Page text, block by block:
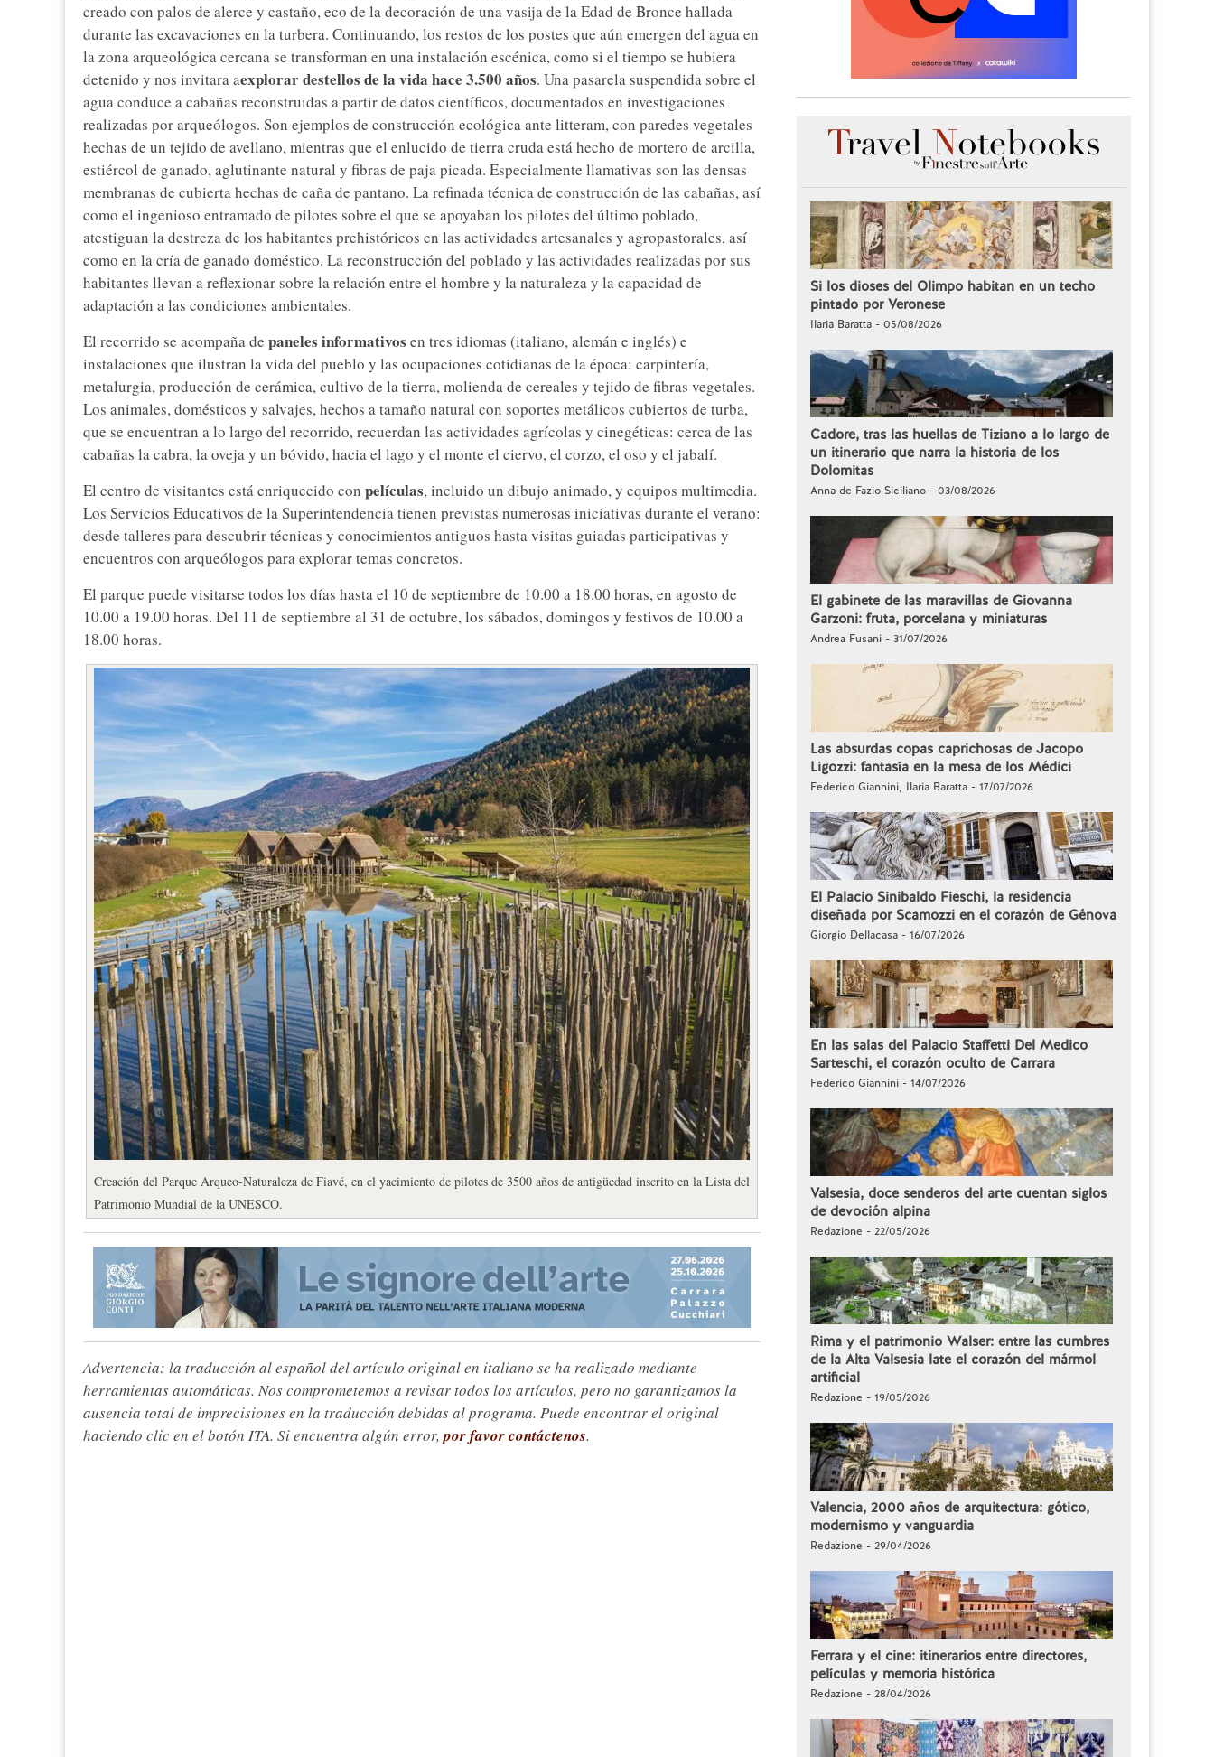
creado con palos de alerce y castaño, eco de la decoración de una vasija de la Edad de Bronce hallada
durante las excavaciones en la turbera. Continuando, los restos de los postes que aún emergen del agua en
la zona arqueológica cercana se transforman en una instalación escénica, como si el tiempo se hubiera
detenido y nos invitara aexplorar destellos de la vida hace 3.500 años. Una pasarela suspendida sobre el
agua conduce a cabañas reconstruidas a partir de datos científicos, documentados en investigaciones
realizadas por arqueólogos. Son ejemplos de construcción ecológica ante litteram, con paredes vegetales
hechas de un tejido de avellano, mientras que el enlucido de tierra cruda está hecho de mortero de arcilla,
estiércol de ganado, aglutinante natural y fibras de paja picada. Especialmente llamativas son las densas
membranas de cubierta hechas de caña de pantano. La refinada técnica de construcción de las cabañas, así
como el ingenioso entramado de pilotes sobre el que se apoyaban los pilotes del último poblado,
atestiguan la destreza de los habitantes prehistóricos en las actividades artesanales y agropastorales, así
como en la cría de ganado doméstico. La reconstrucción del poblado y las actividades realizadas por sus
habitantes llevan a reflexionar sobre la relación entre el hombre y la naturaleza y la capacidad de
adaptación a las condiciones ambientales.
El recorrido se acompaña de paneles informativos en tres idiomas (italiano, alemán e inglés) e
instalaciones que ilustran la vida del pueblo y las ocupaciones cotidianas de la época: carpintería,
metalurgia, producción de cerámica, cultivo de la tierra, molienda de cereales y tejido de fibras vegetales.
Los animales, domésticos y salvajes, hechos a tamaño natural con soportes metálicos cubiertos de turba,
que se encuentran a lo largo del recorrido, recuerdan las actividades agrícolas y cinegéticas: cerca de las
cabañas la cabra, la oveja y un bóvido, hacia el lago y el monte el ciervo, el corzo, el oso y el jabalí.
El centro de visitantes está enriquecido con películas, incluido un dibujo animado, y equipos multimedia.
Los Servicios Educativos de la Superintendencia tienen previstas numerosas iniciativas durante el verano:
desde talleres para descubrir técnicas y conocimientos antiguos hasta visitas guiadas participativas y
encuentros con arqueólogos para explorar temas concretos.
El parque puede visitarse todos los días hasta el 10 de septiembre de 10.00 a 18.00 horas, en agosto de
10.00 a 19.00 horas. Del 11 de septiembre al 31 de octubre, los sábados, domingos y festivos de 10.00 a
18.00 horas.
Creación del Parque Arqueo-Naturaleza de Fiavé, en el yacimiento de pilotes de 3500 años de antigüedad inscrito en la Lista del
Patrimonio Mundial de la UNESCO.
Advertencia: la traducción al español del artículo original en italiano se ha realizado mediante
herramientas automáticas. Nos comprometemos a revisar todos los artículos, pero no garantizamos la
ausencia total de imprecisiones en la traducción debidas al programa. Puede encontrar el original
haciendo clic en el botón ITA. Si encuentra algún error,por favor contáctenos.
Si los dioses del Olimpo habitan en un techo
pintado por Veronese
Ilaria Baratta - 05/08/2026
Cadore, tras las huellas de Tiziano a lo largo de
un itinerario que narra la historia de los
Dolomitas
Anna de Fazio Siciliano - 03/08/2026
El gabinete de las maravillas de Giovanna
Garzoni: fruta, porcelana y miniaturas
Andrea Fusani - 31/07/2026
Las absurdas copas caprichosas de Jacopo
Ligozzi: fantasía en la mesa de los Médici
Federico Giannini, Ilaria Baratta - 17/07/2026
El Palacio Sinibaldo Fieschi, la residencia
diseñada por Scamozzi en el corazón de Génova
Giorgio Dellacasa - 16/07/2026
En las salas del Palacio Staffetti Del Medico
Sarteschi, el corazón oculto de Carrara
Federico Giannini - 14/07/2026
Valsesia, doce senderos del arte cuentan siglos
de devoción alpina
Redazione - 22/05/2026
Rima y el patrimonio Walser: entre las cumbres
de la Alta Valsesia late el corazón del mármol
artificial
Redazione - 19/05/2026
Valencia, 2000 años de arquitectura: gótico,
modernismo y vanguardia
Redazione - 29/04/2026
Ferrara y el cine: itinerarios entre directores,
películas y memoria histórica
Redazione - 28/04/2026